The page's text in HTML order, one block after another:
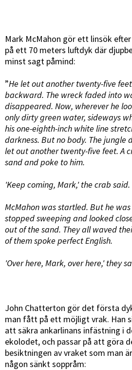
Mark McMahon gör ett linsök
på ett 70 meters luftdyk där
minst sagt påmind:
”He let out another twenty-five
backward. The wreck faded into
disappeared. Now, wherever he
only dirty green water, sideways
his one-eighth-inch white line
darkness. But no body. The jungle
let out another twenty-five feet. A
sand and poke to him.
'Keep coming, Mark,' the crab
McMahon was startled. But he
stopped sweeping and looked
out of the sand. They all waved
of them spoke perfect English.
'Over here, Mark, over here,' they
John Chatterton gör det första
man fått på ett möjligt vrak. Han
att säkra ankarlinans infästning i
ekolodet, och passar på att göra
besiktningen av vraket som man
någon sänkt soppråm: